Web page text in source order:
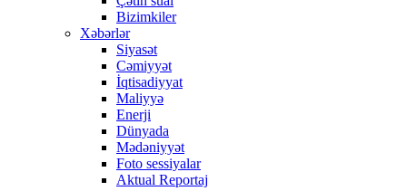
Bizimkiler
Xəbərlər
Siyasət
Cəmiyyət
İqtisadiyyat
Maliyyə
Enerji
Dünyada
Mədəniyyət
Foto sessiyalar
Aktual Reportaj